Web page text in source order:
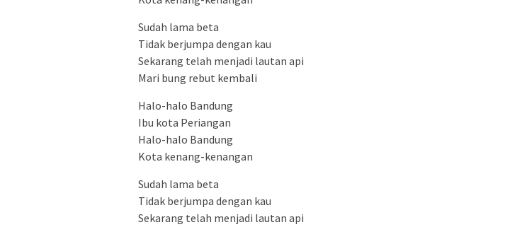
Sudah lama beta
Tidak berjumpa dengan kau
Sekarang telah menjadi lautan api
Mari bung rebut kembali
Halo-halo Bandung
Ibu kota Periangan
Halo-halo Bandung
Kota kenang-kenangan
Sudah lama beta
Tidak berjumpa dengan kau
Sekarang telah menjadi lautan api